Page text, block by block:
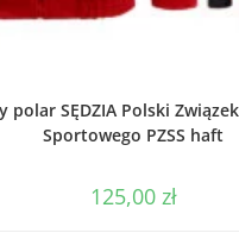
polar SĘDZIA Polski
Sportowego PZSS haft
125,00 zł